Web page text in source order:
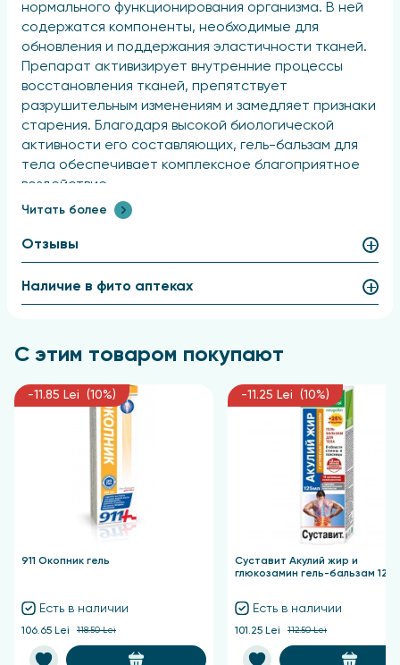
нормального функционирования организма. В ней
содержатся компоненты, необходимые для
обновления и поддержания эластичности тканей.
Препарат активизирует внутренние процессы
восстановления тканей, препятствует
разрушительным изменениям и замедляет признаки
старения. Благодаря высокой биологической
активности его составляющих, гель-бальзам для
тела обеспечивает комплексное благоприятное
воздействие.
Сабельник болотный – целебное растение с
мощным биостимулирующим,
противовоспалительным, диуретическим,
противоревматическим и восстанавливающим
Вода, глицерин, карбомер, коко-каприлат/капрат,
дикаприлиловый эфир, водный экстракт сабельника
концентрат двойной, масленые экстракты
окопника (живокост), чабреца, адамова корня,
босвеллии, эвкалипта, зверобоя, золотого уса,
лопуха, шиповника, шлемника, ромашки,
хондроитин сульфат, глюкозамин гидрохлорид,
этилгексилглицерин, масло эфирное пихты, масло
динатриевая соль ЭДТА, лимонен
Читать более
Отзывы
Наличие в фито аптеках
С этим товаром покупают
-11.85 Lei (10%)
911 Окопник гель
Есть в наличии
106.65 Lei 118.50 Lei
-11.25 Lei (10%)
Суставит Акулий жир и
глюкозамин гель-бальзам
Есть в наличии
101.25 Lei 112.50 Lei